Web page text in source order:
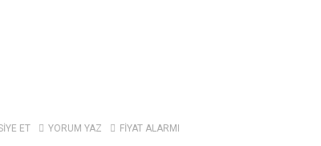
ET YORUM YAZ FİYAT ALARMI